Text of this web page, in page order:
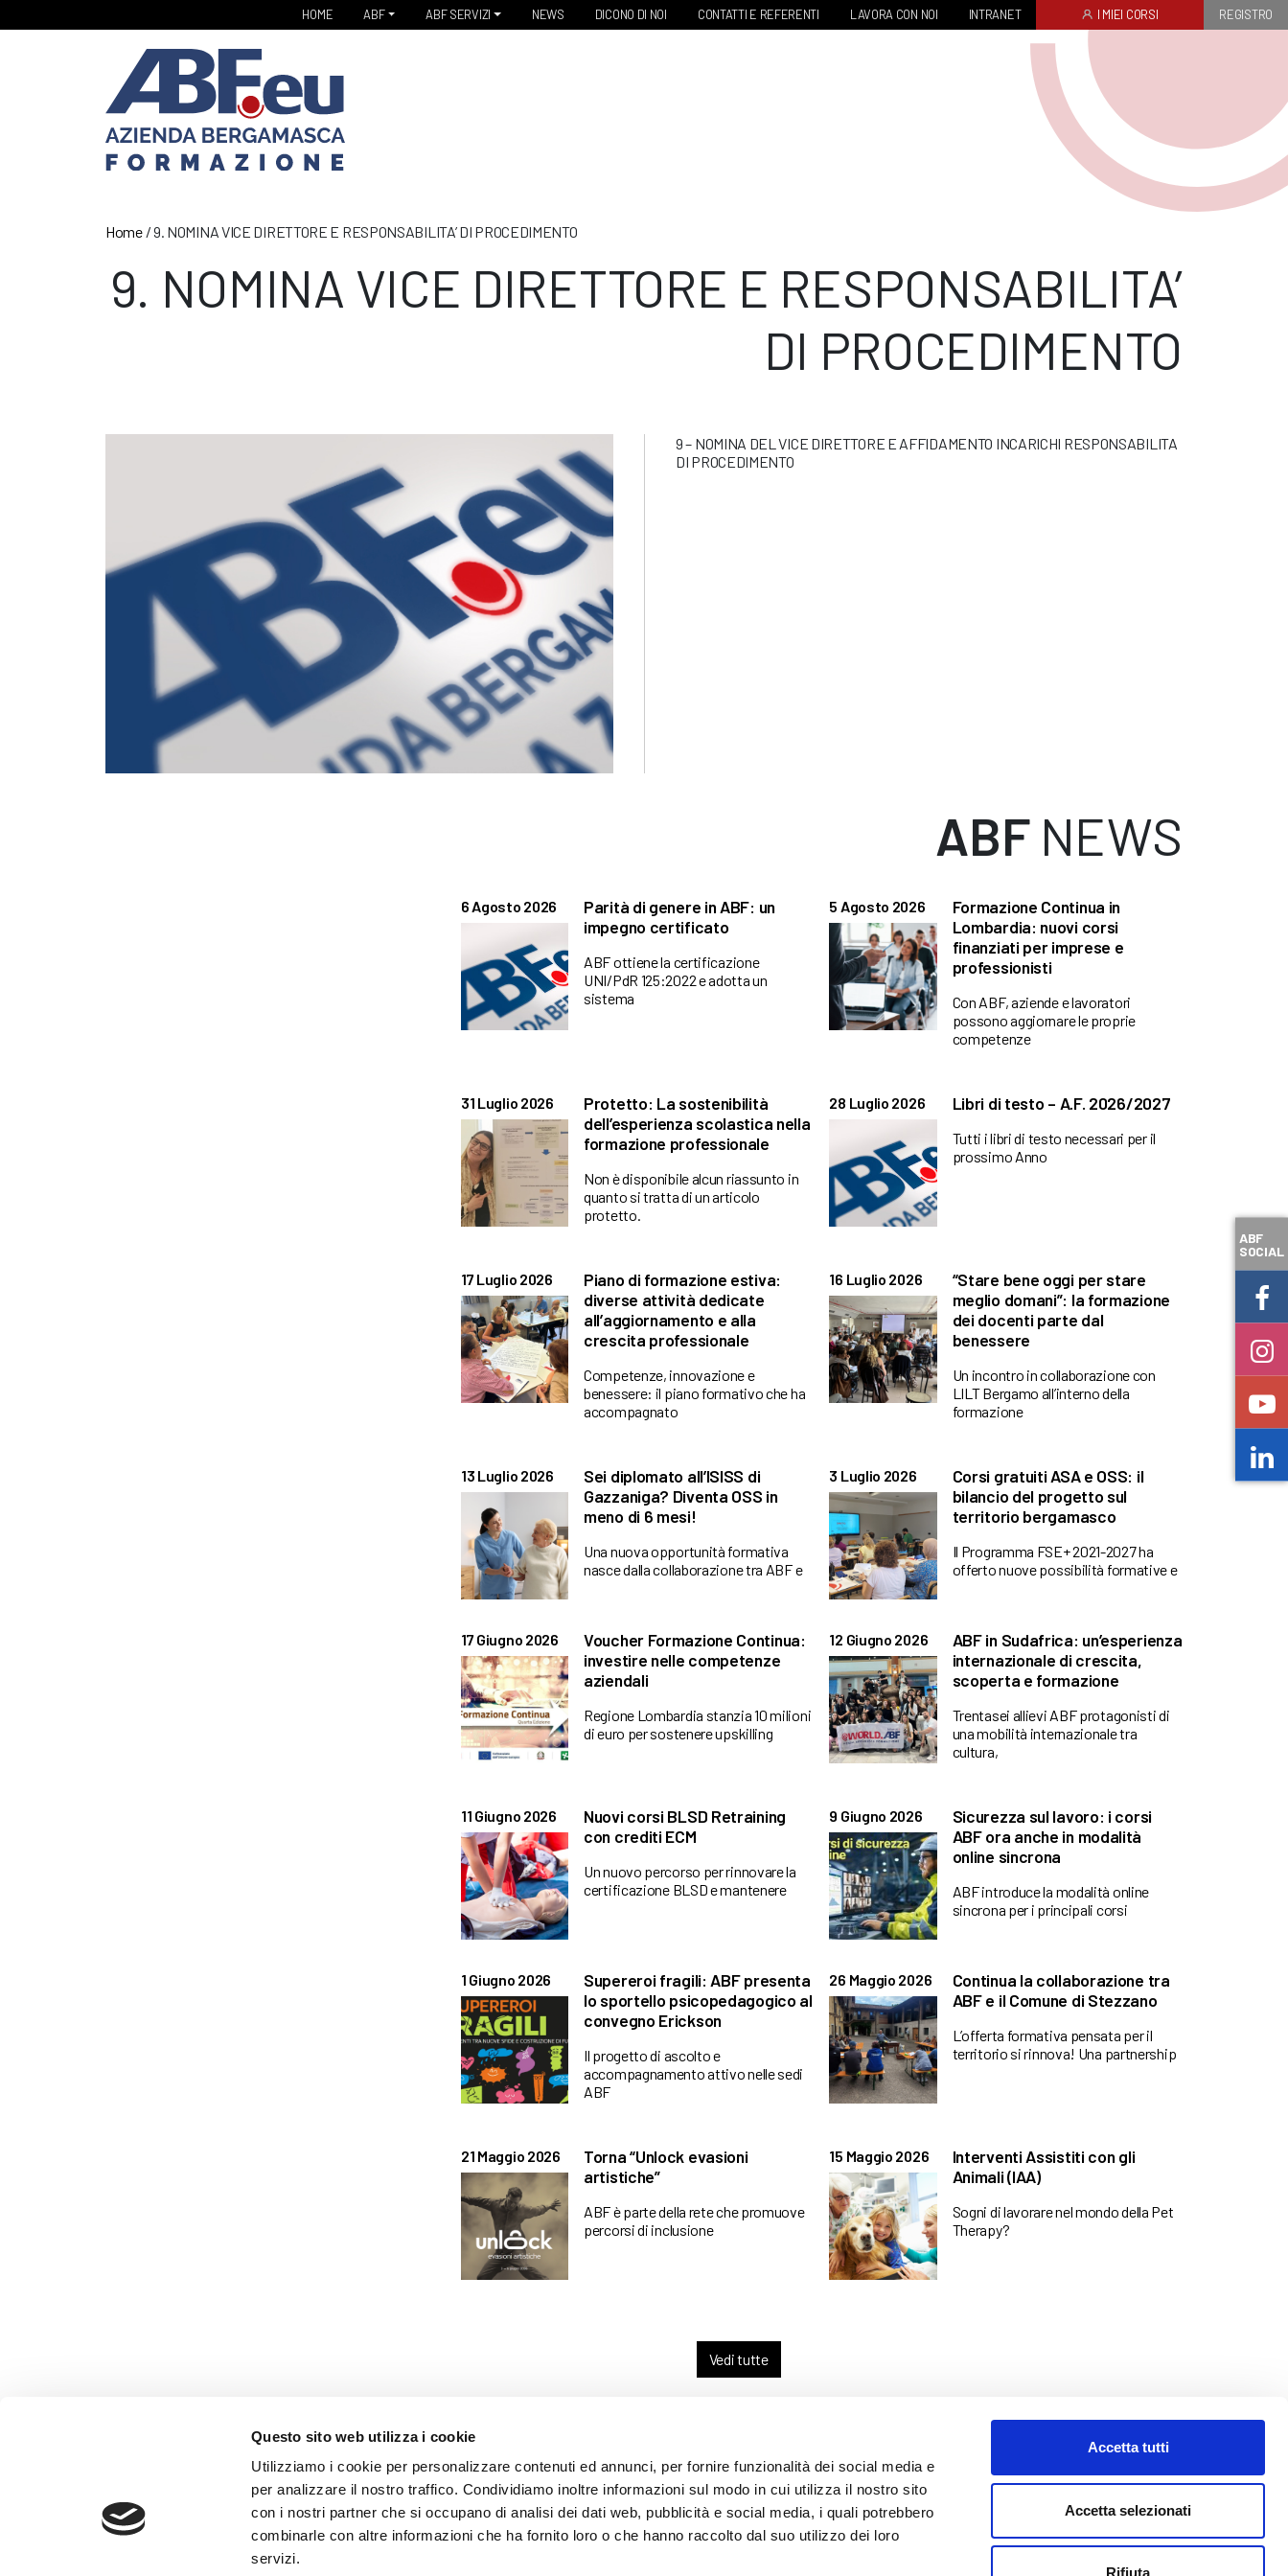
Questo sito web utilizza i cookie
Utilizziamo i cookie per personalizzare contenuti ed annunci, per fornire funzionalità dei social media e
per analizzare il nostro traffico. Condividiamo inoltre informazioni sul modo in cui utilizza il nostro sito
con i nostri partner che si occupano di analisi dei dati web, pubblicità e social media, i quali potrebbero
combinarle con altre informazioni che ha fornito loro o che hanno raccolto dal suo utilizzo dei loro
servizi.
Accetta tutti
Accetta selezionati
Rifiuta
HOME ABF ABF SERVIZI NEWS DICONO DI NOI CONTATTI E REFERENTI LAVORA CON NOI INTRANET I MIEI CORSI REGISTRO
Home/9. NOMINA VICE DIRETTORE E RESPONSABILITA’ DI PROCEDIMENTO
9. NOMINA VICE DIRETTORE E RESPONSABILITA’
DI PROCEDIMENTO
9 – NOMINA DEL VICE DIRETTORE E AFFIDAMENTO INCARICHI RESPONSABILITA
DI PROCEDIMENTO
ABFNEWS
6 Agosto 2026
Parità di genere in ABF: un
impegno certificato
ABF ottiene la certificazione
UNI/PdR 125:2022 e adotta un
sistema
5 Agosto 2026
Formazione Continua in
Lombardia: nuovi corsi
finanziati per imprese e
professionisti
Con ABF, aziende e lavoratori
possono aggiornare le proprie
competenze
31 Luglio 2026
Protetto: La sostenibilità
dell’esperienza scolastica nella
formazione professionale
Non è disponibile alcun riassunto in
quanto si tratta di un articolo
protetto.
28 Luglio 2026 Libri di testo – A.F. 2026/2027
Tutti i libri di testo necessari per il
prossimo Anno
17 Luglio 2026
Piano di formazione estiva:
diverse attività dedicate
all’aggiornamento e alla
crescita professionale
Competenze, innovazione e
benessere: il piano formativo che ha
accompagnato
16 Luglio 2026
“Stare bene oggi per stare
meglio domani”: la formazione
dei docenti parte dal
benessere
Un incontro in collaborazione con
LILT Bergamo all’interno della
formazione
13 Luglio 2026
Sei diplomato all’ISISS di
Gazzaniga? Diventa OSS in
meno di 6 mesi!
Una nuova opportunità formativa
nasce dalla collaborazione tra ABF e
3 Luglio 2026
Corsi gratuiti ASA e OSS: il
bilancio del progetto sul
territorio bergamasco
Il Programma FSE+ 2021-2027 ha
offerto nuove possibilità formative e
17 Giugno 2026
Voucher Formazione Continua:
investire nelle competenze
aziendali
Regione Lombardia stanzia 10 milioni
di euro per sostenere upskilling
12 Giugno 2026
ABF in Sudafrica: un’esperienza
internazionale di crescita,
scoperta e formazione
Trentasei allievi ABF protagonisti di
una mobilità internazionale tra
cultura,
11 Giugno 2026
Nuovi corsi BLSD Retraining
con crediti ECM
Un nuovo percorso per rinnovare la
certificazione BLSD e mantenere
9 Giugno 2026
Sicurezza sul lavoro: i corsi
ABF ora anche in modalità
online sincrona
ABF introduce la modalità online
sincrona per i principali corsi
1 Giugno 2026
Supereroi fragili: ABF presenta
lo sportello psicopedagogico al
convegno Erickson
Il progetto di ascolto e
accompagnamento attivo nelle sedi
ABF
26 Maggio 2026
Continua la collaborazione tra
ABF e il Comune di Stezzano
L’offerta formativa pensata per il
territorio si rinnova! Una partnership
21 Maggio 2026
Torna “Unlock evasioni
artistiche”
ABF è parte della rete che promuove
percorsi di inclusione
15 Maggio 2026
Interventi Assistiti con gli
Animali (IAA)
Sogni di lavorare nel mondo della Pet
Therapy?
Vedi tutte
WHISTLEBLOWING
ABF Azienda Bergamasca Formazione
C.F. e P. IVA 03240540165 - Tel. (035) 3693711 - via Monte Gleno, 2 - I - 24125 Bergamo (BG) - Email: info@abf.eu
ABF
SOCIAL